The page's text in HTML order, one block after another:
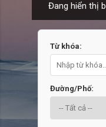
ă
Đang hiển thị
Từ khóa:
Đường/Phố: